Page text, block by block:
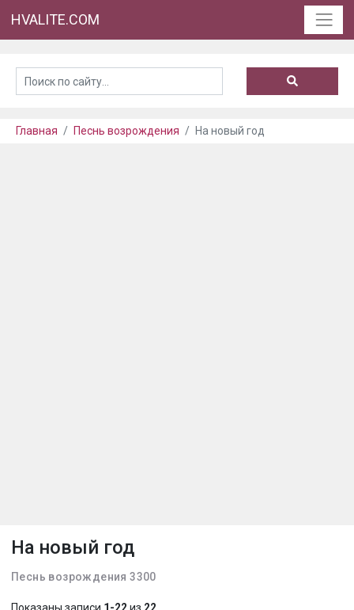
HVALITE.COM
Главная Песнь возрождения На новый год
На новый год
Песнь возрождения 3300